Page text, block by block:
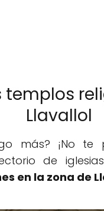
Llavallol
más? ¡No te
de iglesias
en la zona de